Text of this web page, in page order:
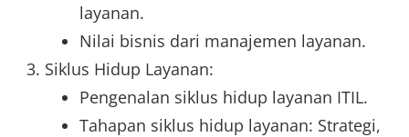
layanan.
Nilai bisnis dari manajemen layanan.
Siklus Hidup Layanan:
Pengenalan siklus hidup layanan ITIL.
Tahapan siklus hidup layanan: Strategi,